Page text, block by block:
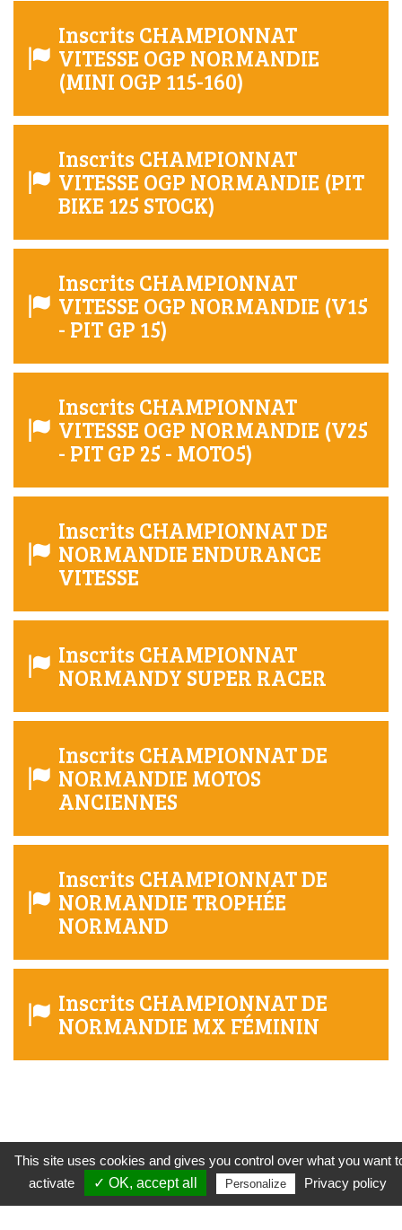
Inscrits CHAMPIONNAT
VITESSE OGP NORMANDIE
(MINI OGP 115-160)
Inscrits CHAMPIONNAT
VITESSE OGP NORMANDIE (PIT
BIKE 125 STOCK)
Inscrits CHAMPIONNAT
VITESSE OGP NORMANDIE (V15
- PIT GP 15)
Inscrits CHAMPIONNAT
VITESSE OGP NORMANDIE (V25
- PIT GP 25 - MOTO5)
Inscrits CHAMPIONNAT DE
NORMANDIE ENDURANCE
VITESSE
Inscrits CHAMPIONNAT
NORMANDY SUPER RACER
Inscrits CHAMPIONNAT DE
NORMANDIE MOTOS
ANCIENNES
Inscrits CHAMPIONNAT DE
NORMANDIE TROPHÉE
NORMAND
Inscrits CHAMPIONNAT DE
NORMANDIE MX FÉMININ
© Copyright 2026 - LMN Politique de confidentialité
Création
This site uses cookies and gives you control over what you want
activate
✓ OK, accept all Personalize Privacy policy